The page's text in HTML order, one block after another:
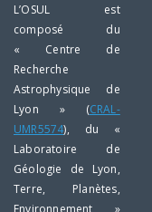
L’OSUL est
composé du
« Centre de
Recherche
Astrophysique de
Lyon » (CRAL-
UMR5574), du «
Laboratoire de
Géologie de Lyon,
Terre, Planètes,
Environnement »